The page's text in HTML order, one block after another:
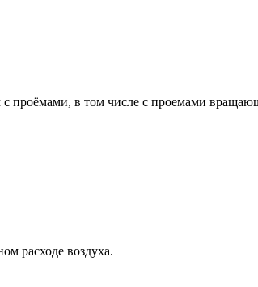
с проёмами, в том числе с проемами
расходе воздуха.